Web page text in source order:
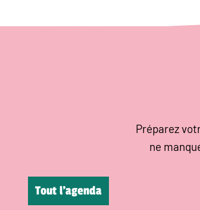
Préparez
ne
Tout l’agenda